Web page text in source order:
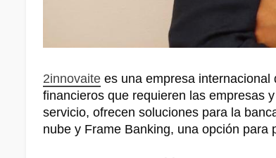
2innovaite es una empresa
financieros que requieren las empresas
servicio, ofrecen soluciones para la
nube y Frame Banking, una opción